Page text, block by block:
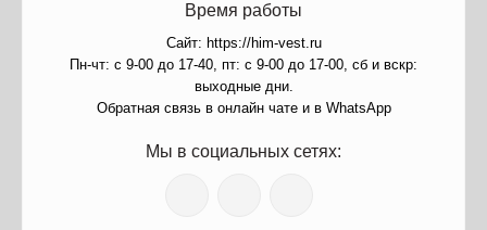
Время работы
Сайт: https://him-vest.ru
Пн-чт: с 9-00 до 17-40, пт: с 9-00 до 17-00, сб и вскр:
выходные дни.
Обратная связь в онлайн чате и в WhatsApp
Мы в социальных сетях: